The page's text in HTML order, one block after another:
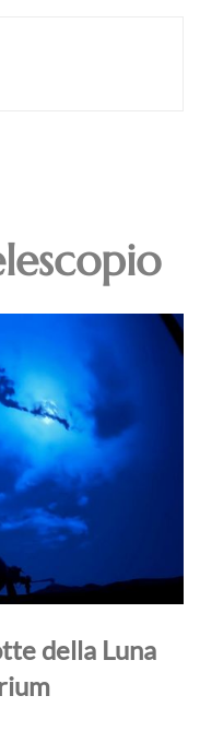
della Luna